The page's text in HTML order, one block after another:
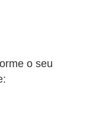
o seu